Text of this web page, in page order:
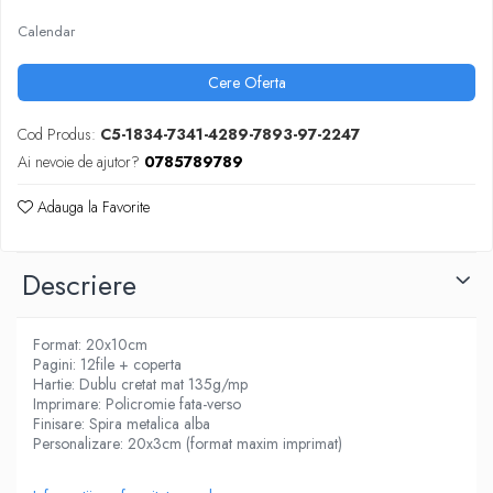
TIPIZATE & HARTII OPERATIONALE
DOCUMENTE & SPECIALE
ETICHETE AUTOADEZIVE
CUBURI DIN HARTIE & CUBURI NOTES
CAIETE & BLOCK NOTES-URI
PERFORATOARE
CAPSE & SUPORTURI
SUPORT ACCESORII PENTRU SCRIS
BANDA ADEZIVA & DISPENCERE
ADEZIVI
FOARFECI
MANUSI NITRIL NEPUDRATE
Calendar
Cere Oferta
Cod Produs: C5-1834-7341-4289-7893-97-2247
Ai nevoie de ajutor? 0785789789
Adauga la Favorite
Descriere
Format: 20x10cm
Pagini: 12file + coperta
Hartie: Dublu cretat mat 135g/mp
Imprimare: Policromie fata-verso
Finisare: Spira metalica alba
Personalizare: 20x3cm (format maxim imprimat)